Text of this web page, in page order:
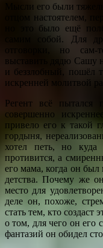
Мысли его были
отцом настоятелем,
но это было ещё
самим собой. Для
отговорки, но
выставить дядю Сашу
и беззлобный, пошёл
искренней молитвой
Регент всё пытался
совершенно
привело его к такой
гордыня,
хотел петь, но
противится, а
его мама, когда он
детства. Почему же
место для
деле он, похоже,
стать тем, кто
о том, для чего он его
фантазий он обидел